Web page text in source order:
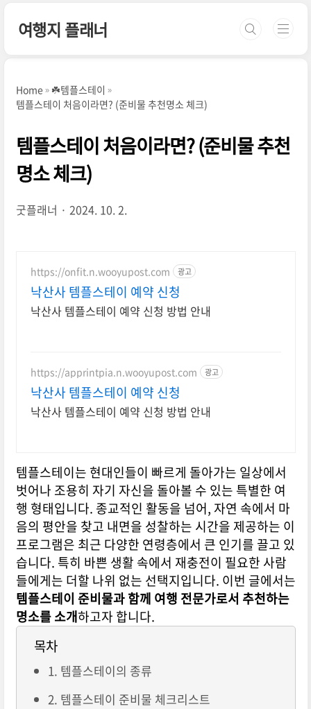
여행지 플래너
Home
☘️템플스테이
템플스테이 처음이라면? (준비물 추천명소 체크)
템플스테이 처음이라면? (준비물 추천
명소 체크)
굿플래너 2024. 10. 2.
https://onfit.n.wooyupost.com 광고
낙산사 템플스테이 예약 신청
낙산사 템플스테이 예약 신청 방법 안내
https://apprintpia.n.wooyupost.com 광고
낙산사 템플스테이 예약 신청
낙산사 템플스테이 예약 신청 방법 안내
템플스테이는 현대인들이 빠르게 돌아가는 일상에서
벗어나 조용히 자기 자신을 돌아볼 수 있는 특별한 여
행 형태입니다. 종교적인 활동을 넘어, 자연 속에서 마
음의 평안을 찾고 내면을 성찰하는 시간을 제공하는 이
프로그램은 최근 다양한 연령층에서 큰 인기를 끌고 있
습니다. 특히 바쁜 생활 속에서 재충전이 필요한 사람
들에게는 더할 나위 없는 선택지입니다. 이번 글에서는
템플스테이 준비물과 함께 여행 전문가로서 추천하는
명소를 소개하고자 합니다.
목차
1. 템플스테이의 종류
2. 템플스테이 준비물 체크리스트